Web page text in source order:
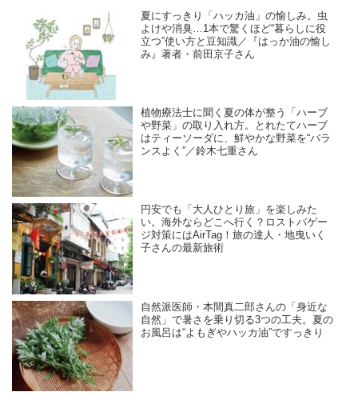
夏にすっきり「ハッカ油」の愉しみ。虫
よけや消臭…1本で驚くほど“暮らしに役
立つ”使い方と豆知識／『はっか油の愉し
み』著者・前田京子さん
植物療法士に聞く夏の体が整う「ハーブ
や野菜」の取り入れ方。とれたてハーブ
はティーソーダに、鮮やかな野菜を“バラ
ンスよく”／鈴木七重さん
円安でも「大人ひとり旅」を楽しみた
い。海外ならどこへ行く？ロストバゲー
ジ対策にはAirTag！旅の達人・地曳いく
子さんの最新旅術
自然派医師・本間真二郎さんの「身近な
自然」で暑さを乗り切る3つの工夫。夏の
お風呂は“よもぎやハッカ油”ですっきり